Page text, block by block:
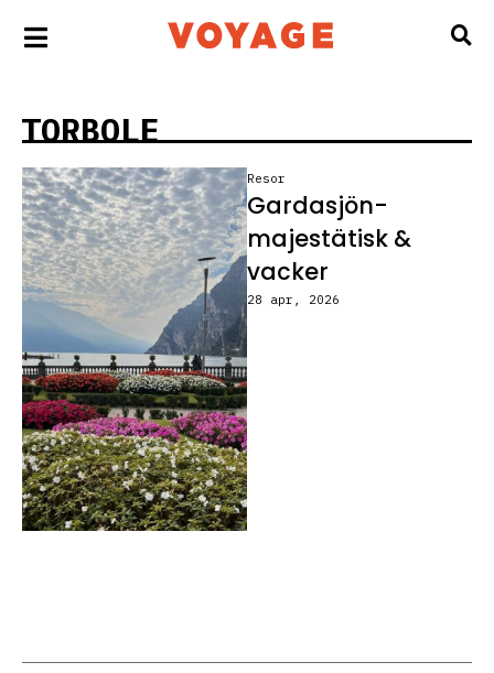
TORBOLE
Resor
Gardasjön-
majestätisk &
vacker
28 apr, 2026